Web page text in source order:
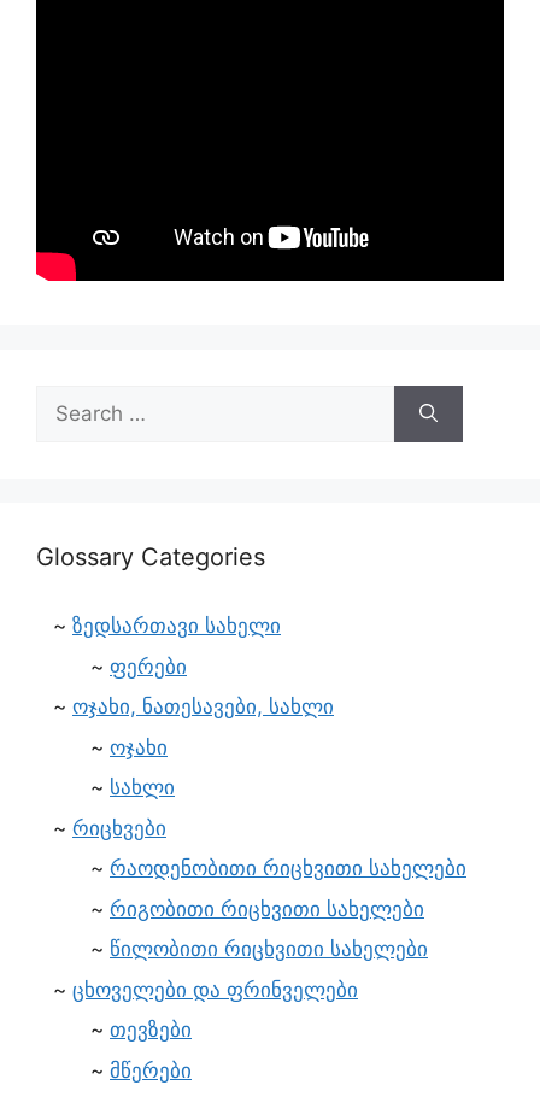
Glossary Categories
ზედსართავი სახელი
ფერები
ოჯახი, ნათესავები, სახლი
ოჯახი
სახლი
რიცხვები
რაოდენობითი რიცხვითი სახელები
რიგობითი რიცხვითი სახელები
წილობითი რიცხვითი სახელები
ცხოველები და ფრინველები
თევზები
მწერები